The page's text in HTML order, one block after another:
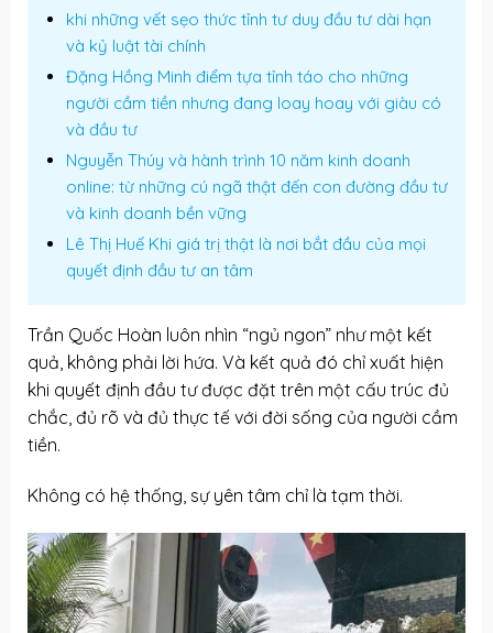
khi những vết sẹo thức tỉnh tư duy đầu tư dài hạn
và kỷ luật tài chính
Đặng Hồng Minh điểm tựa tỉnh táo cho những
người cầm tiền nhưng đang loay hoay với giàu có
và đầu tư
Nguyễn Thúy và hành trình 10 năm kinh doanh
online: từ những cú ngã thật đến con đường đầu tư
và kinh doanh bền vững
Lê Thị Huế Khi giá trị thật là nơi bắt đầu của mọi
quyết định đầu tư an tâm
Trần Quốc Hoàn luôn nhìn “ngủ ngon” như một kết
quả, không phải lời hứa. Và kết quả đó chỉ xuất hiện
khi quyết định đầu tư được đặt trên một cấu trúc đủ
chắc, đủ rõ và đủ thực tế với đời sống của người cầm
tiền.
Không có hệ thống, sự yên tâm chỉ là tạm thời.